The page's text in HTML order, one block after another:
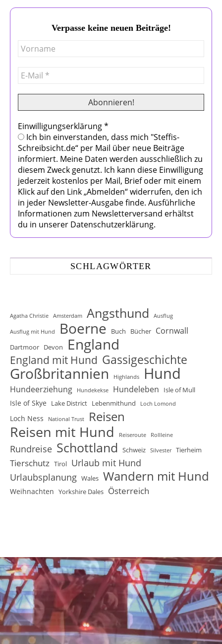
Verpasse keine neuen Beiträge!
Einwilligungserklärung*
Ich bin einverstanden, dass mich "Steffis-
Schreibsicht.de“ per Mail über neue Beiträge
informiert. Meine Daten werden ausschließlich zu
diesem Zweck genutzt. Ich kann diese Einwilligung
jederzeit kostenlos per Mail, Brief oder mit einem
Klick auf den Link „Abmelden“ widerrufen, den ich
in jeder Newsletter-Ausgabe finde. Ausführliche
Informationen zum Newsletterversand erhältst
du in unserer Datenschutzerklärung.
SCHLAGWÖRTER
Agatha Christie Amsterdam Angsthund Ausflug
Ausflug mit Hund Boerne Buch Bücher Cornwall
Dartmoor Devon England
England mit Hund Gassigeschichte
Großbritannien Highlands Hund
Hundeerziehung Hundekekse Hundeleben Isle of Mull
Isle of Skye Lake District Lebenmithund Loch Lomond
Loch Ness National Trust Reisen
Reisen mit Hund Reiseroute Rollleine
Rundreise Schottland Schweiz Silvester Tierheim
Tierschutz Tirol Urlaub mit Hund
Urlaubsplanung Wales Wandern mit Hund
Weihnachten Yorkshire Dales Österreich